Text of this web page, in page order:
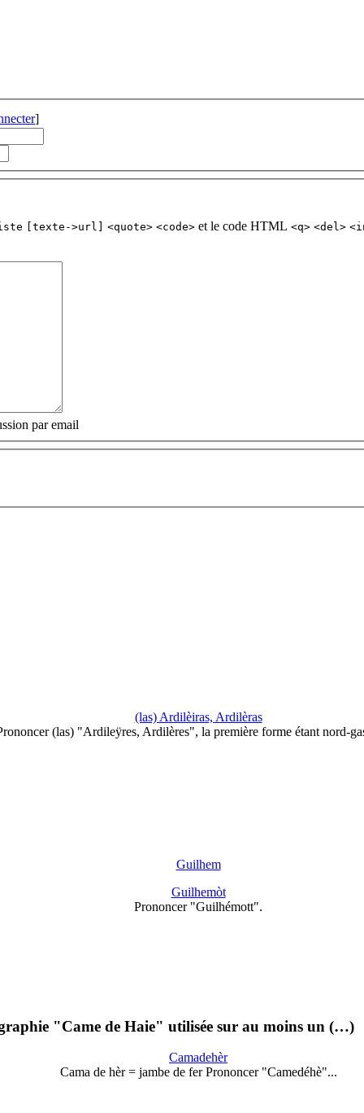
]
[texte->url] <quote> <code> et le code HTML <q> <del>
par email
(las) Ardilèiras, Ardilèras
(las) "Ardileÿres, Ardilères", la première forme étant nord-
Guilhem
Guilhemòt
Prononcer "Guilhémott".
"Came de Haie" utilisée sur au moins un (…)
Camadehèr
Cama de hèr = jambe de fer Prononcer "Camedéhè"...